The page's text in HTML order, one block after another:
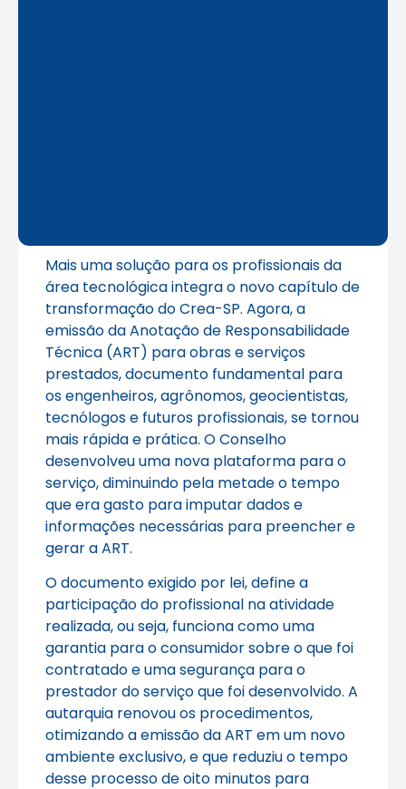
Mais uma solução para os profissionais da
área tecnológica integra o novo capítulo de
transformação do Crea-SP. Agora, a
emissão da Anotação de Responsabilidade
Técnica (ART) para obras e serviços
prestados, documento fundamental para
os engenheiros, agrônomos, geocientistas,
tecnólogos e futuros profissionais, se tornou
mais rápida e prática. O Conselho
desenvolveu uma nova plataforma para o
serviço, diminuindo pela metade o tempo
que era gasto para imputar dados e
informações necessárias para preencher e
gerar a ART.
O documento exigido por lei, define a
participação do profissional na atividade
realizada, ou seja, funciona como uma
garantia para o consumidor sobre o que foi
contratado e uma segurança para o
prestador do serviço que foi desenvolvido. A
autarquia renovou os procedimentos,
otimizando a emissão da ART em um novo
ambiente exclusivo, e que reduziu o tempo
desse processo de oito minutos para